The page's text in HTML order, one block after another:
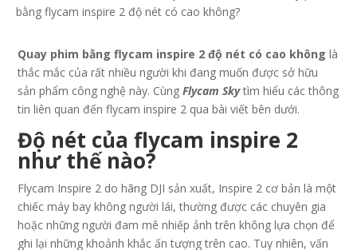
bằng flycam inspire 2 độ nét có cao không?
Quay phim bằng flycam inspire 2 độ nét có cao khônglà
thắc mắc của rất nhiều người khi đang muốn được sở hữu
sản phẩm công nghệ này. CùngFlycam Skytìm hiểu các thông
tin liên quan đến flycam inspire 2 qua bài viết bên dưới.
Độ nét của flycam inspire 2
như thế nào?
Flycam Inspire 2 do hãng DJI sản xuất, Inspire 2 cơ bản là một
chiếc máy bay không người lái, thường được các chuyên gia
hoặc những người đam mê nhiếp ảnh trên không lựa chọn để
ghi lại những khoảnh khắc ấn tượng trên cao. Tuy nhiên, vấn